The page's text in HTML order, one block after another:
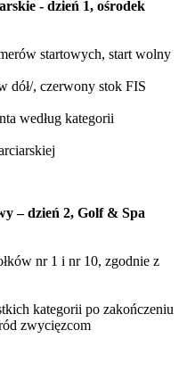
- dzień 1, ośrodek
startowych, start wolny
dół/, czerwony stok FIS
według kategorii
– dzień 2, Golf & Spa
nr 1 i nr 10, zgodnie z
kategorii po zakończeniu
zwycięzcom